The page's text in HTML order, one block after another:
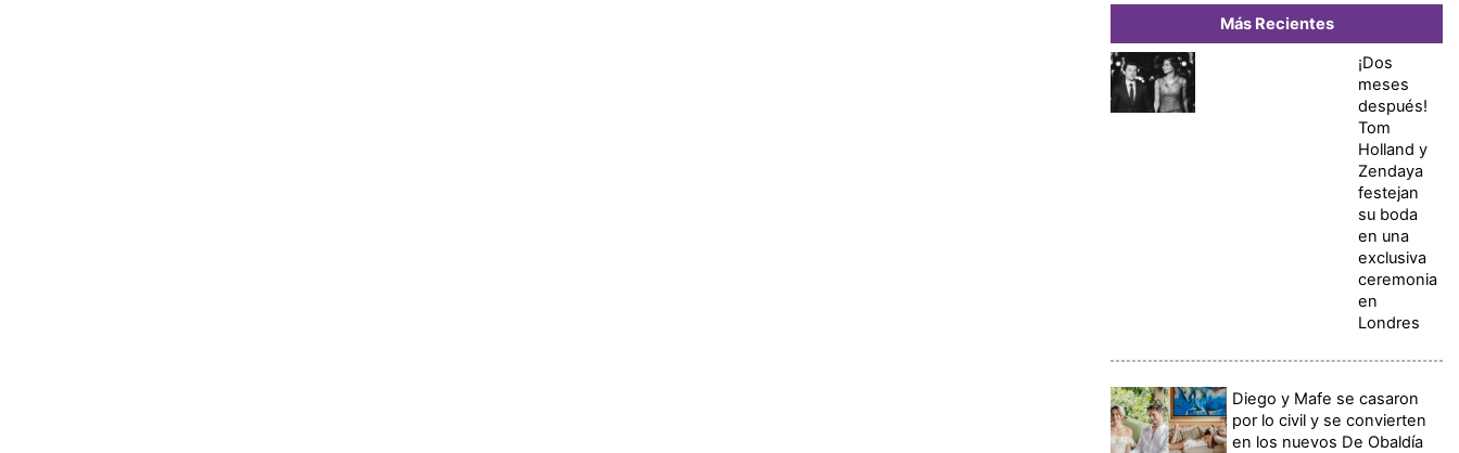
Más Recientes
¡Dos
meses
después!
Tom
Holland y
Zendaya
festejan
su boda
en una
exclusiva
ceremonia
en
Londres
Diego y Mafe se casaron
por lo civil y se convierten
en los nuevos De Obaldía